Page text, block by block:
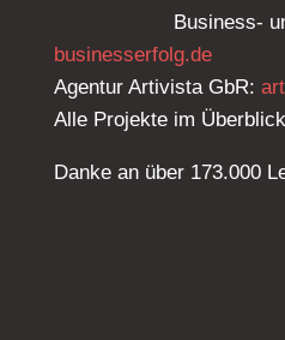
Business-
businesserfolg.de
Agentur Artivista GbR:
Alle Projekte im
Danke an über 173.000